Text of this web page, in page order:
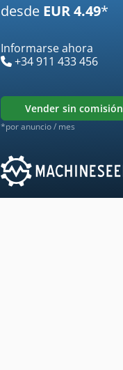
desde EUR 4.49*
Informarse ahora
+34 911 433 456
vender sin comisión
*por anuncio / mes